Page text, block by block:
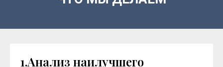
1.Анализ наилучшего